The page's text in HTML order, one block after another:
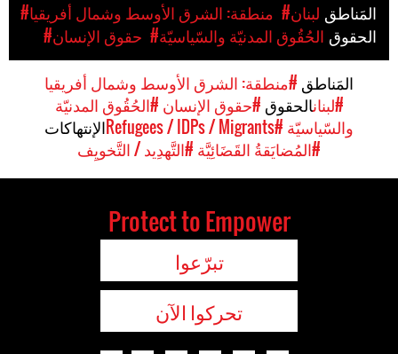
#منطقة: الشرق الأوسط وشمال أفريقيا
#لبنان
#حقوق الإنسان #الحُقُوق المدنيّة والسّياسيّة
المَناطق #منطقة: الشرق الأوسط وشمال أفريقيا
#لبنانالحقوق #حقوق الإنسان #الحُقُوق المدنيّة
والسّياسيّة #Refugees / IDPs / Migrants
الإنتهاكات
#المُضايَقةُ القَضَائِيَّة #التَّهدِيد / التَّخويِف
Protect to Empower
تبرّعوا
تحركوا الآن